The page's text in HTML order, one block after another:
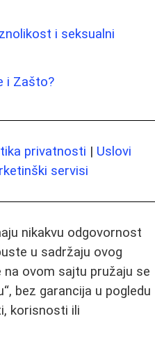
i seksualni
i Zašto?
privatnosti | Uslovi
servisi
nikakvu odgovornost
u sadržaju ovog
ovom sajtu pružaju se
bez garancija u pogledu
korisnosti ili